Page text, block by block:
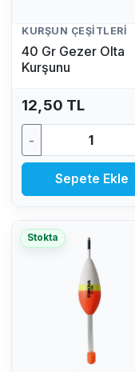
KURŞUN ÇEŞITLERI
40 Gr Gezer Olta
Kurşunu
12,50 TL
-
Sepete Ekle
Stokta